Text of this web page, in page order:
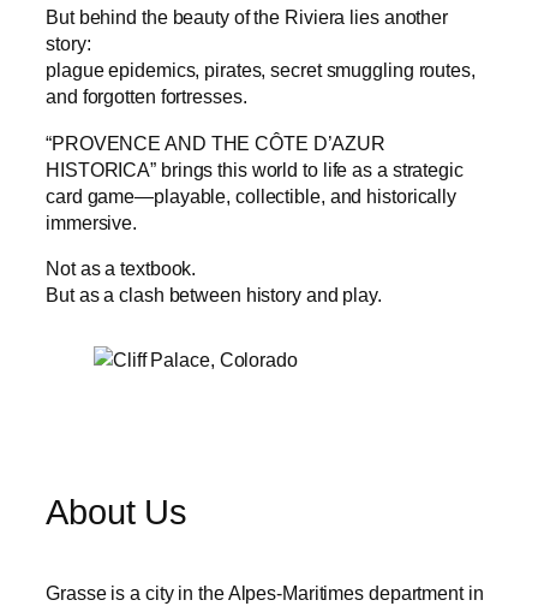
But behind the beauty of the Riviera lies another
story:
plague epidemics, pirates, secret smuggling routes,
and forgotten fortresses.
“PROVENCE AND THE CÔTE D’AZUR
HISTORICA” brings this world to life as a strategic
card game—playable, collectible, and historically
immersive.
Not as a textbook.
But as a clash between history and play.
About Us
Grasse is a city in the Alpes-Maritimes department in